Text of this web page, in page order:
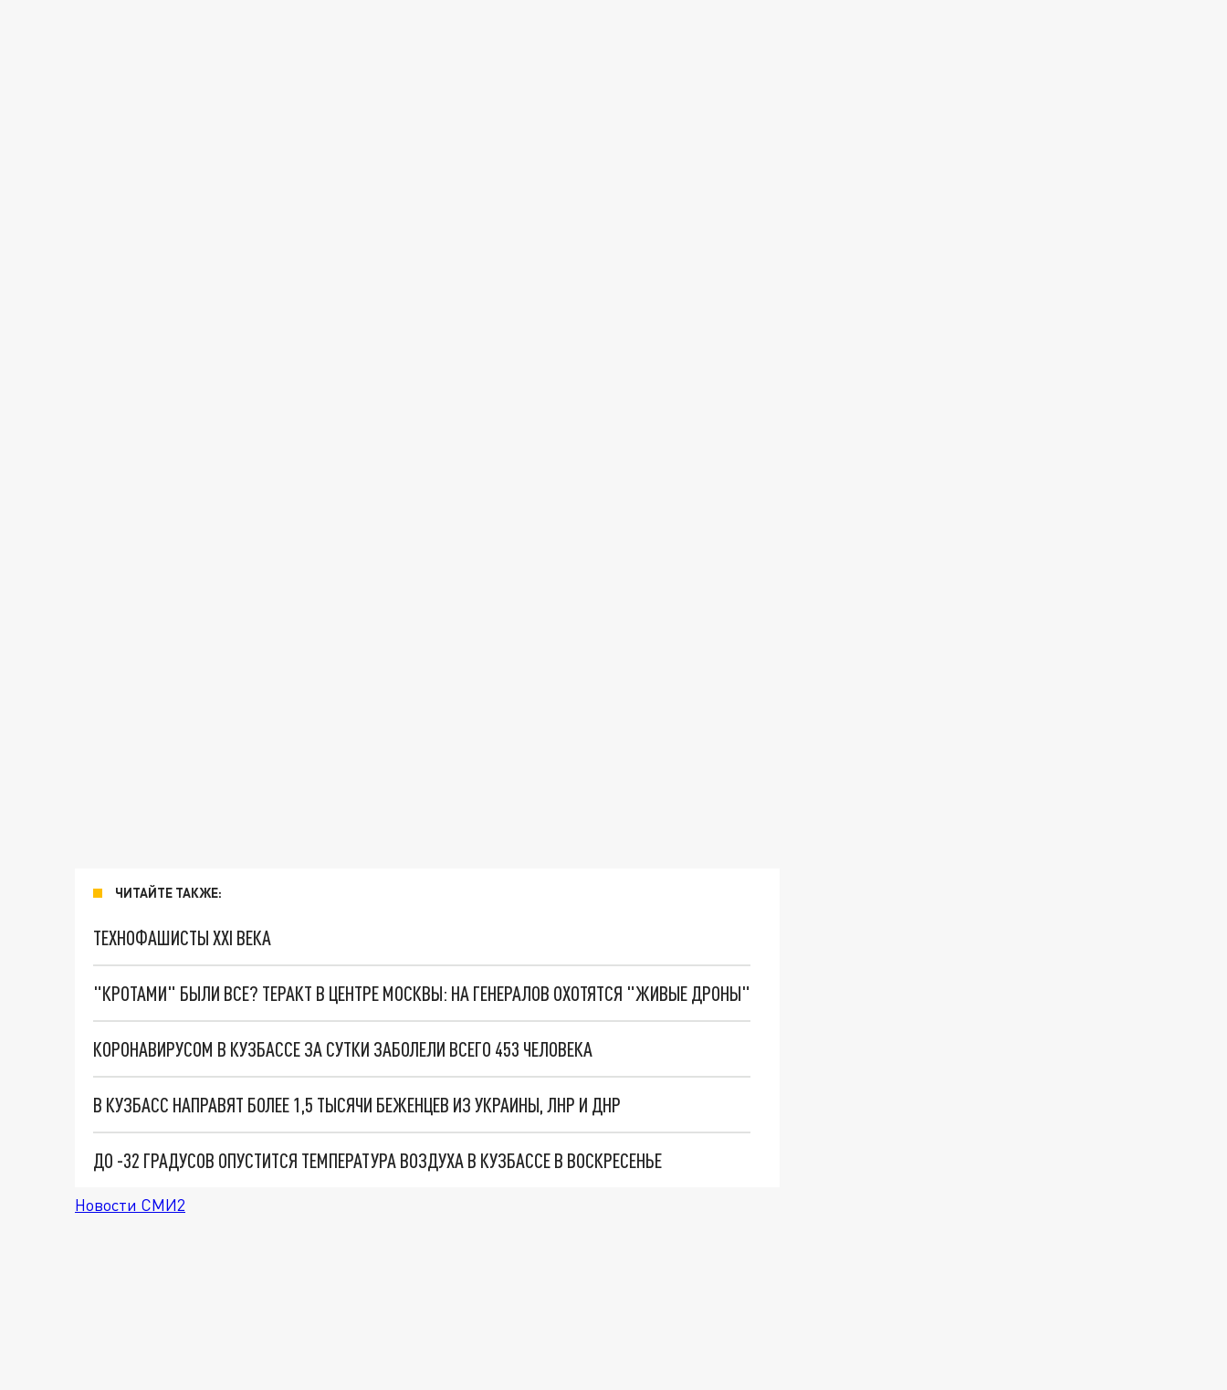
ЧИТАЙТЕ ТАКЖЕ:
ТЕХНОФАШИСТЫ XXI ВЕКА
"КРОТАМИ" БЫЛИ ВСЕ? ТЕРАКТ В ЦЕНТРЕ МОСКВЫ: НА ГЕНЕРАЛОВ ОХОТЯТСЯ "ЖИВЫЕ ДРОНЫ"
КОРОНАВИРУСОМ В КУЗБАССЕ ЗА СУТКИ ЗАБОЛЕЛИ ВСЕГО 453 ЧЕЛОВЕКА
В КУЗБАСС НАПРАВЯТ БОЛЕЕ 1,5 ТЫСЯЧИ БЕЖЕНЦЕВ ИЗ УКРАИНЫ, ЛНР И ДНР
ДО -32 ГРАДУСОВ ОПУСТИТСЯ ТЕМПЕРАТУРА ВОЗДУХА В КУЗБАССЕ В ВОСКРЕСЕНЬЕ
Новости СМИ2